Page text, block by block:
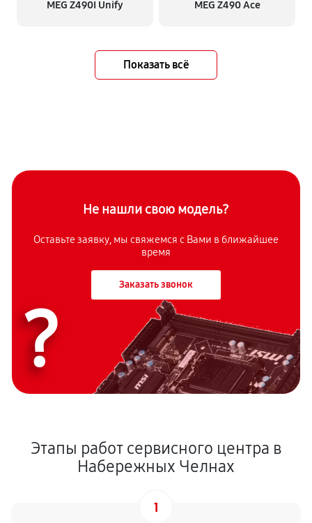
MEG Z490I Unify MEG Z490 Ace
Показать всё
Не нашли свою модель?
Оставьте заявку, мы свяжемся с Вами в ближайшее
время
Заказать звонок
?
Этапы работ сервисного центра в
Набережных Челнах
1